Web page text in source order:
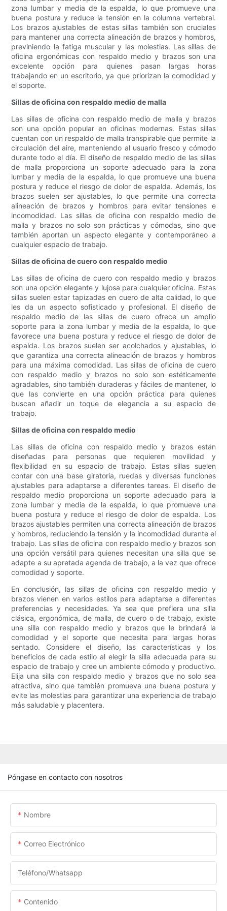
zona lumbar y media de la espalda, lo que promueve una
buena postura y reduce la tensión en la columna vertebral.
Los brazos ajustables de estas sillas también son cruciales
para mantener una correcta alineación de brazos y hombros,
previniendo la fatiga muscular y las molestias. Las sillas de
oficina ergonómicas con respaldo medio y brazos son una
excelente opción para quienes pasan largas horas
trabajando en un escritorio, ya que priorizan la comodidad y
el soporte.
Sillas de oficina con respaldo medio de malla
Las sillas de oficina con respaldo medio de malla y brazos
son una opción popular en oficinas modernas. Estas sillas
cuentan con un respaldo de malla transpirable que permite la
circulación del aire, manteniendo al usuario fresco y cómodo
durante todo el día. El diseño de respaldo medio de las sillas
de malla proporciona un soporte adecuado para la zona
lumbar y media de la espalda, lo que promueve una buena
postura y reduce el riesgo de dolor de espalda. Además, los
brazos suelen ser ajustables, lo que permite una correcta
alineación de brazos y hombros para evitar tensiones e
incomodidad. Las sillas de oficina con respaldo medio de
malla y brazos no solo son prácticas y cómodas, sino que
también aportan un aspecto elegante y contemporáneo a
cualquier espacio de trabajo.
Sillas de oficina de cuero con respaldo medio
Las sillas de oficina de cuero con respaldo medio y brazos
son una opción elegante y lujosa para cualquier oficina. Estas
sillas suelen estar tapizadas en cuero de alta calidad, lo que
les da un aspecto sofisticado y profesional. El diseño de
respaldo medio de las sillas de cuero ofrece un amplio
soporte para la zona lumbar y media de la espalda, lo que
favorece una buena postura y reduce el riesgo de dolor de
espalda. Los brazos suelen ser acolchados y ajustables, lo
que garantiza una correcta alineación de brazos y hombros
para una máxima comodidad. Las sillas de oficina de cuero
con respaldo medio y brazos no solo son estéticamente
agradables, sino también duraderas y fáciles de mantener, lo
que las convierte en una opción práctica para quienes
buscan añadir un toque de elegancia a su espacio de
trabajo.
Sillas de oficina con respaldo medio
Las sillas de oficina con respaldo medio y brazos están
diseñadas para personas que requieren movilidad y
flexibilidad en su espacio de trabajo. Estas sillas suelen
contar con una base giratoria, ruedas y diversas funciones
ajustables para adaptarse a diferentes tareas. El diseño de
respaldo medio proporciona un soporte adecuado para la
zona lumbar y media de la espalda, lo que promueve una
buena postura y reduce el riesgo de dolor de espalda. Los
brazos ajustables permiten una correcta alineación de brazos
y hombros, reduciendo la tensión y la incomodidad durante el
trabajo. Las sillas de oficina con respaldo medio y brazos son
una opción versátil para quienes necesitan una silla que se
adapte a su apretada agenda de trabajo, a la vez que ofrece
comodidad y soporte.
En conclusión, las sillas de oficina con respaldo medio y
brazos vienen en varios estilos para adaptarse a diferentes
preferencias y necesidades. Ya sea que prefiera una silla
clásica, ergonómica, de malla, de cuero o de trabajo, existe
una silla con respaldo medio y brazos que le brindará la
comodidad y el soporte que necesita para largas horas
sentado. Considere el diseño, las características y los
beneficios de cada estilo al elegir la silla adecuada para su
espacio de trabajo y cree un ambiente cómodo y productivo.
Elija una silla con respaldo medio y brazos que no solo sea
atractiva, sino que también promueva una buena postura y
evite las molestias para garantizar una experiencia de trabajo
más saludable y placentera.
Póngase en contacto con nosotros
Nombre
Correo Electrónico
Teléfono/whatsapp
Contenido